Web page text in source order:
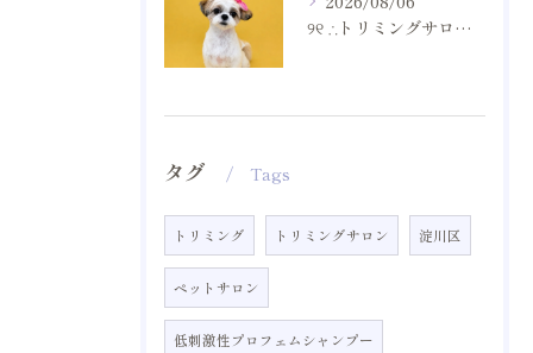
୨୧ ∴トリミングサロン∴ ୨୧
タグ Tags
トリミング トリミングサロン 淀川区
ペットサロン
低刺激性プロフェムシャンプー